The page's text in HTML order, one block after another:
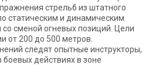
стрельб из штатного
статическим и динамическим
сменой огневых позиций. Цели
от 200 до 500 метров.
следят опытные инструкторы,
действиях в зоне